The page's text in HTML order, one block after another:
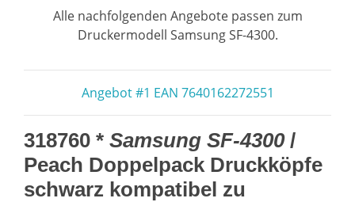
Alle nachfolgenden Angebote passen zum
Druckermodell Samsung SF-4300.
Angebot #1 EAN 7640162272551
318760 * Samsung SF-4300/
Peach Doppelpack Druckköpfe
schwarz kompatibel zu